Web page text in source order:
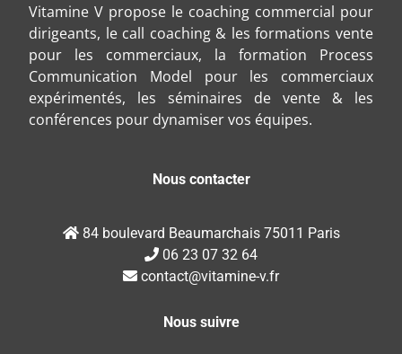
Vitamine V propose le coaching commercial pour
dirigeants, le call coaching & les formations vente
pour les commerciaux, la formation Process
Communication Model pour les commerciaux
expérimentés, les séminaires de vente & les
conférences pour dynamiser vos équipes.
Nous contacter
84 boulevard Beaumarchais 75011 Paris
06 23 07 32 64
contact@vitamine-v.fr
Nous suivre